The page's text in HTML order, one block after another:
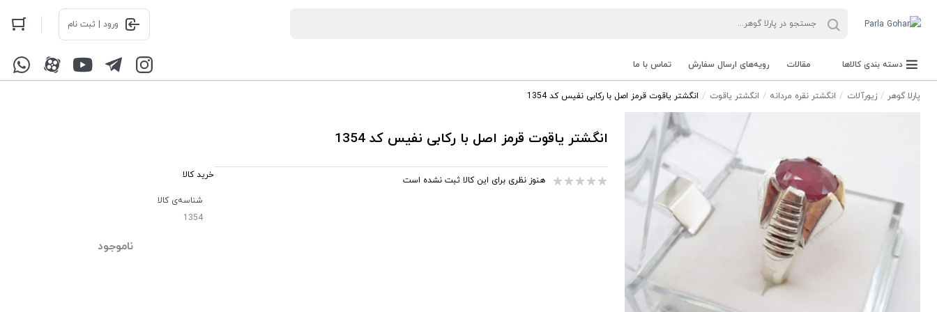
ورود | ثبت نام
دسته بندی کالاها مقالات رویه‌های ارسال سفارش تماس با ما
پارلا گوهر زیورآلات انگشتر نقره مردانه انگشتر یاقوت انگشتر یاقوت قرمز اصل با رکابی نفیس کد 1354
انگشتر یاقوت قرمز اصل با رکابی نفیس کد 1354
هنوز نظری برای این کالا ثبت نشده است
خرید کالا
شناسه‌ی کالا
1354
ناموجود